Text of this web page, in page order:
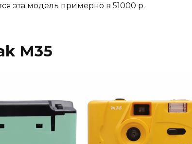
эта модель примерно в 51000 р.
M35